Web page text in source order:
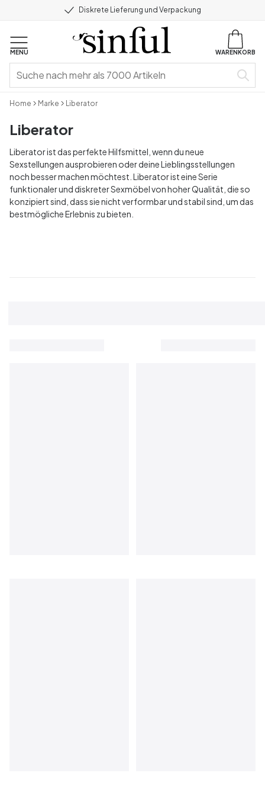
Diskrete Lieferung und Verpackung
MENU WARENKORB
Home Marke Liberator
Liberator
Liberator ist das perfekte Hilfsmittel, wenn du neue
Sexstellungen ausprobieren oder deine Lieblingsstellungen
noch besser machen möchtest. Liberator ist eine Serie
funktionaler und diskreter Sexmöbel von hoher Qualität, die so
konzipiert sind, dass sie nicht verformbar und stabil sind, um das
bestmögliche Erlebnis zu bieten.